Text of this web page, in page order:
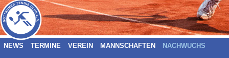
NEWS TERMINE VEREIN MANNSCHAFTEN NACHWUCHS